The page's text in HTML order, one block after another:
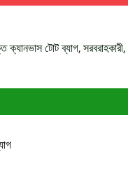
ক্যানভাস টোট ব্যাগ,